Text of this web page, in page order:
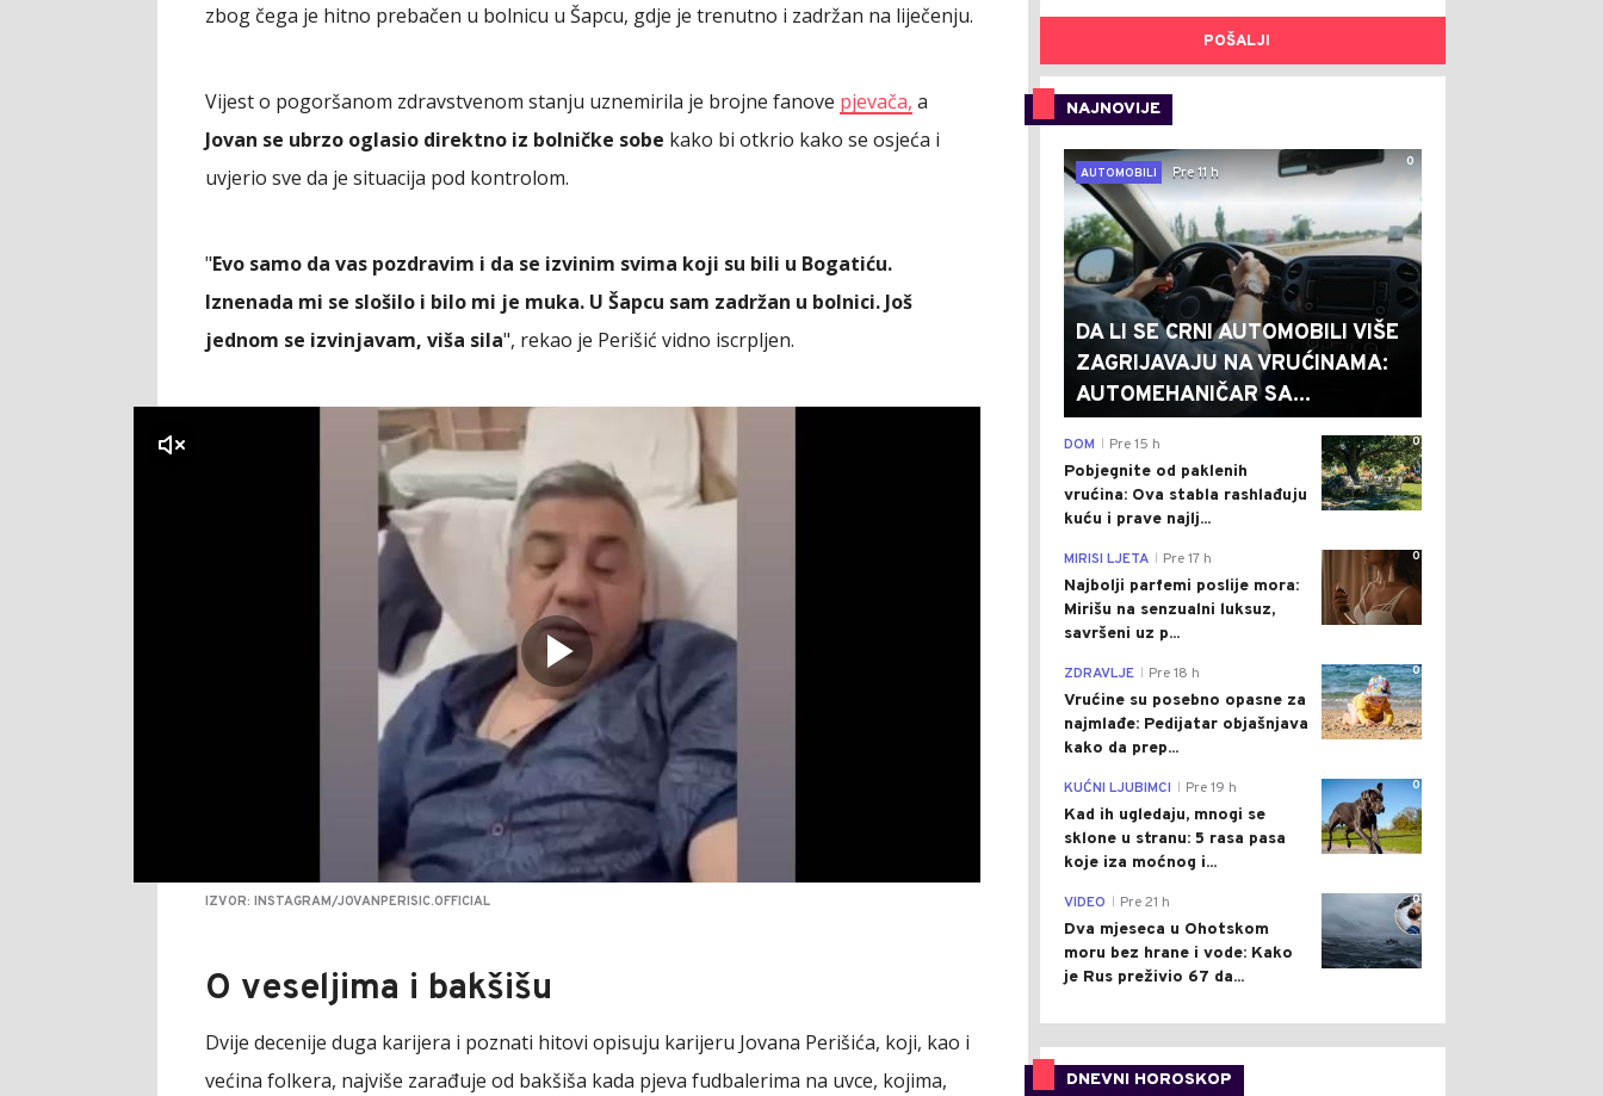
zbog čega je hitno prebačen u bolnicu u Šapcu, gdje je trenutno i zadržan na liječenju.
Vijest o pogoršanom zdravstvenom stanju uznemirila je brojne fanove pjevača, a
Jovan se ubrzo oglasio direktno iz bolničke sobe kako bi otkrio kako se osjeća i
uvjerio sve da je situacija pod kontrolom.
"Evo samo da vas pozdravim i da se izvinim svima koji su bili u Bogatiću.
Iznenada mi se slošilo i bilo mi je muka. U Šapcu sam zadržan u bolnici. Još
jednom se izvinjavam, viša sila", rekao je Perišić vidno iscrpljen.
IZVOR: INSTAGRAM/JOVANPERISIC.OFFICIAL
O veseljima i bakšišu
Dvije decenije duga karijera i poznati hitovi opisuju karijeru Jovana Perišića, koji, kao i
većina folkera, najviše zarađuje od bakšiša kada pjeva fudbalerima na uvce, kojima,
POŠALJI
NAJNOVIJE
0
AUTOMOBILI
Pre 11 h
DA LI SE CRNI AUTOMOBILI VIŠE
ZAGRIJAVAJU NA VRUĆINAMA:
AUTOMEHANIČAR SA...
0
DOM Pre 15 h
Pobjegnite od paklenih
vrućina: Ova stabla rashlađuju
kuću i prave najlj...
0
MIRISI LJETA Pre 17 h
Najbolji parfemi poslije mora:
Mirišu na senzualni luksuz,
savršeni uz p...
0
ZDRAVLJE Pre 18 h
Vrućine su posebno opasne za
najmlađe: Pedijatar objašnjava
kako da prep...
0
KUĆNI LJUBIMCI Pre 19 h
Kad ih ugledaju, mnogi se
sklone u stranu: 5 rasa pasa
koje iza moćnog i...
0
VIDEO Pre 21 h
Dva mjeseca u Ohotskom
moru bez hrane i vode: Kako
je Rus preživio 67 da...
DNEVNI HOROSKOP